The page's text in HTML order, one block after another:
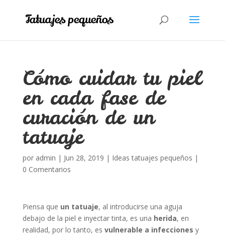
Cómo cuidar tu piel
en cada fase de
curación de un
tatuaje
por admin | Jun 28, 2019 | Ideas tatuajes pequeños |
0 Comentarios
Piensa que un tatuaje, al introducirse una aguja
debajo de la piel e inyectar tinta, es una herida, en
realidad, por lo tanto, es vulnerable a infecciones y